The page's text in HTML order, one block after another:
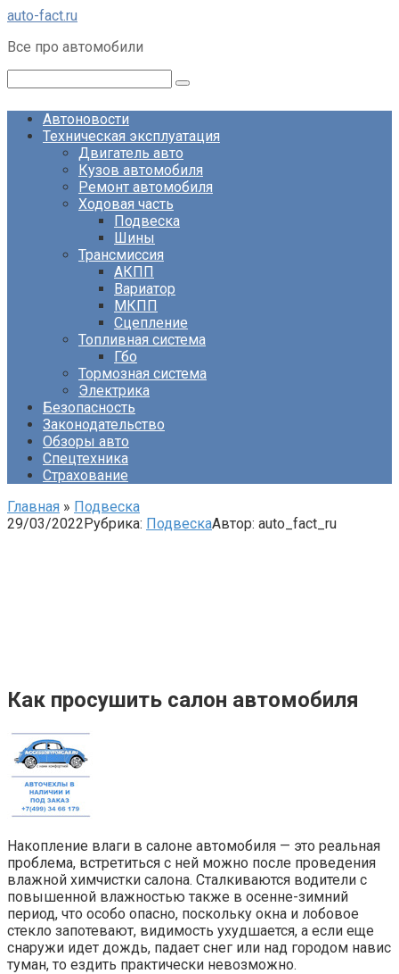
Перейти
контенту
auto-fact.ru
Все про автомобили
Автоновости
Техническая эксплуатация
Двигатель авто
Кузов автомобиля
Ремонт автомобиля
Ходовая часть
Подвеска
Шины
Трансмиссия
АКПП
Вариатор
МКПП
Сцепление
Топливная система
Гбо
Тормозная система
Электрика
Безопасность
Законодательство
Обзоры авто
Спецтехника
Страхование
Главная » Подвеска
29/03/2022Рубрика: ПодвескаАвтор: auto_fact_ru
Как просушить салон автомобиля
Накопление влаги в салоне автомобиля — это реальная
проблема, встретиться с ней можно после проведения
влажной химчистки салона. Сталкиваются водители с
повышенной влажностью также в осенне-зимний
период, что особо опасно, поскольку окна и лобовое
стекло запотевают, видимость ухудшается, а если еще
снаружи идет дождь, падает снег или над городом навис
туман, то ездить практически невозможно.